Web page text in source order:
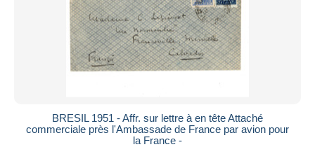
BRESIL 1951 - Affr. sur lettre à en tête Attaché
commerciale près l'Ambassade de France par avion pour
la France -